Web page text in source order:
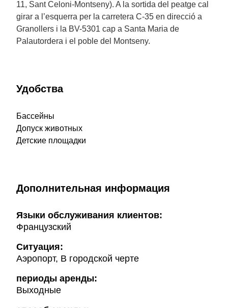
11, Sant Celoni-Montseny). A la sortida del peatge cal
girar a l’esquerra per la carretera C-35 en direcció a
Granollers i la BV-5301 cap a Santa Maria de
Palautordera i el poble del Montseny.
Удобства
Бассейны
Допуск животных
Детские площадки
Дополнительная информация
Языки обслуживания клиентов:
Французский
Ситуация:
Аэропорт, В городской черте
периоды аренды:
Выходные